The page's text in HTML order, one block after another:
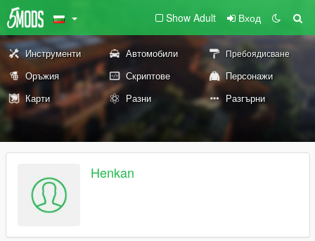
Show Adult Вход
Инструменти Автомобили Пребоядисване
Оръжия Скриптове
Персонажи
Карти
Разни Разгърни
Henkan